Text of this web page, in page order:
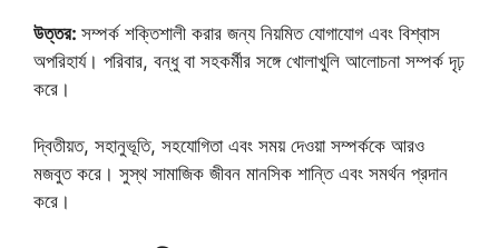
উত্তর: সম্পর্ক শক্তিশালী করার জন্য নিয়মিত যোগাযোগ এবং বিশ্বাস
অপরিহার্য। পরিবার, বন্ধু বা সহকর্মীর সঙ্গে খোলাখুলি আলোচনা সম্পর্ক দৃঢ়
করে।
দ্বিতীয়ত, সহানুভূতি, সহযোগিতা এবং সময় দেওয়া সম্পর্ককে আরও
মজবুত করে। সুস্থ সামাজিক জীবন মানসিক শান্তি এবং সমর্থন প্রদান
করে।